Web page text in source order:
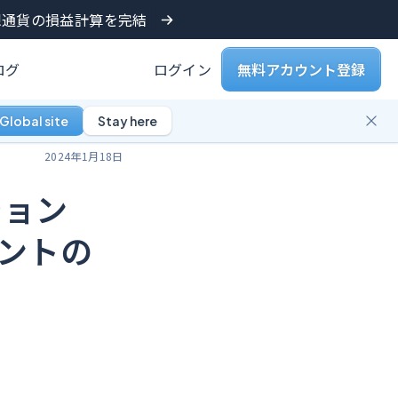
貨の損益計算を完結
グ ログイン 無料アカウント登録
site Stay here
2024年1月18日
ン
トの